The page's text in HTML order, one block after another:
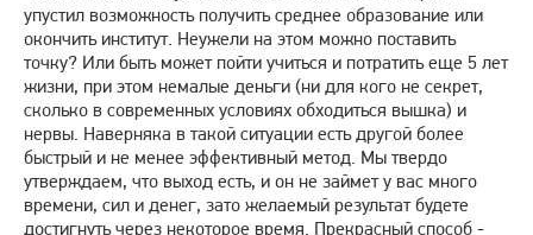
упустил возможность получить среднее образование или
окончить институт. Неужели на этом можно поставить
точку? Или быть может пойти учиться и потратить еще 5 лет
жизни, при этом немалые деньги (ни для кого не секрет,
сколько в современных условиях обходиться вышка) и
нервы. Наверняка в такой ситуации есть другой более
быстрый и не менее эффективный метод. Мы твердо
утверждаем, что выход есть, и он не займет у вас много
времени, сил и денег, зато желаемый результат будете
достигнуть через некоторое время. Прекрасный способ -